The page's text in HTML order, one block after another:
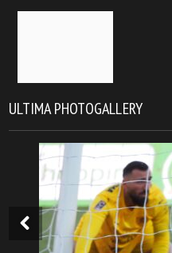
ULTIMA PHOTOGALLERY